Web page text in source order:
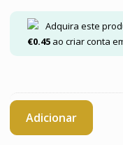
Adquira este
€0.45 ao criar conta
Quantidade
Incenso
Adicionar